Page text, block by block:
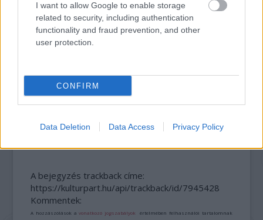
I want to allow Google to enable storage
related to security, including authentication
functionality and fraud prevention, and other
user protection.
CONFIRM
Data Deletion Data Access Privacy Policy
AZ ÁZSIAI GYÓGYÍTÓ REGÉNY AZ ÚJ SKANDINÁV
KRIMI
AZ EMBERSÉG ÜNNEPE
A bejegyzés trackback címe:
https://kulturpart.hu/api/trackback/id/7945428
Kommentek:
A hozzászólások avonatkozó jogszabályok értelmében felhasználói tartalomnak